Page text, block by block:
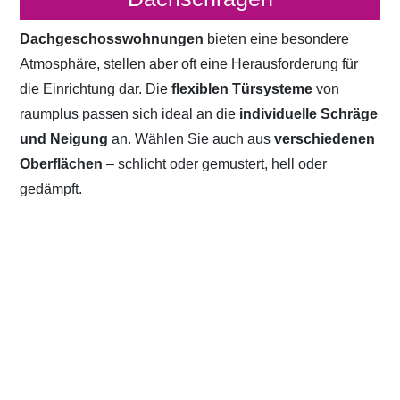
Dachgeschosswohnungen bieten eine besondere
Atmosphäre, stellen aber oft eine Herausforderung für
die Einrichtung dar. Dieflexiblen Türsystemevon
raumplus passen sich ideal an die individuelle Schräge
und Neigung an. Wählen Sie auch ausverschiedenen
Oberflächen – schlicht oder gemustert, hell oder
gedämpft.